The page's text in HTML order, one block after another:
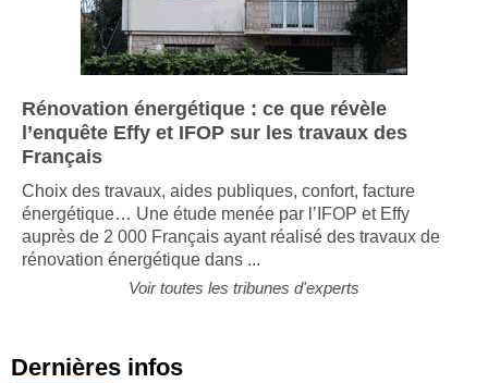
l’enquête Effy et IFOP sur les travaux des
Français
énergétique… Une étude menée par l’IFOP et Effy
auprès de 2 000 Français ayant réalisé des travaux de
rénovation énergétique dans ...
Voir toutes les tribunes d'experts